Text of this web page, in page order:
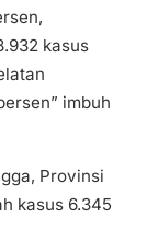
kasus
imbuh
Provinsi
kasus 6.345